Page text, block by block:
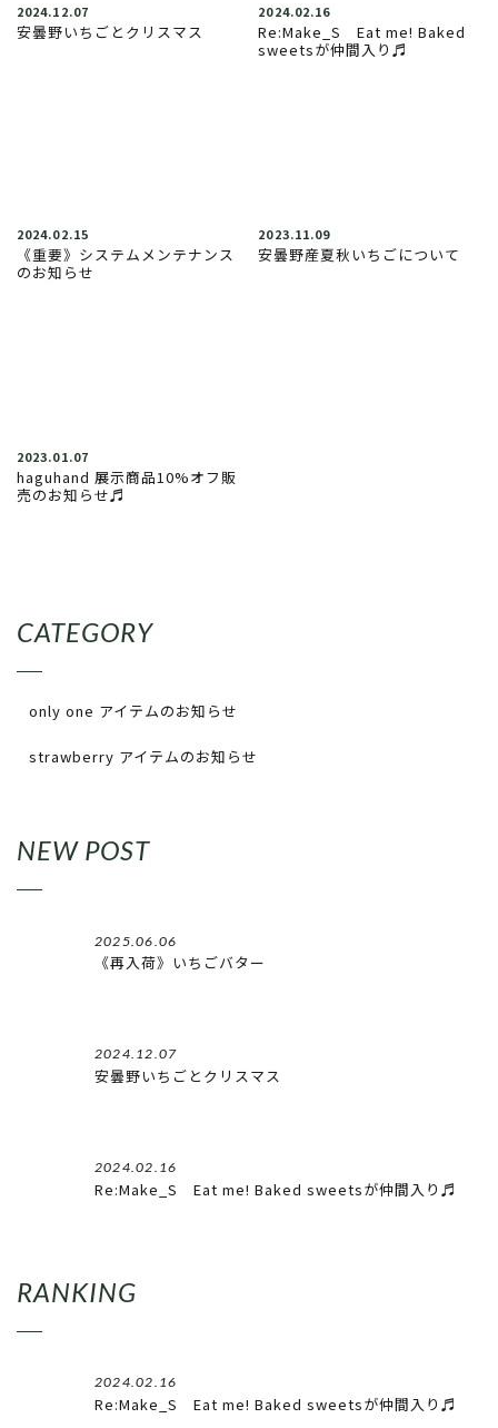
2024.12.07
安曇野いちごとクリスマス
2024.02.16
Re:Make_S Eat me! Baked
sweetsが仲間入り♬
2024.02.15
《重要》システムメンテナンス
のお知らせ
2023.11.09
安曇野産夏秋いちごについて
2023.01.07
haguhand 展示商品10%オフ販
売のお知らせ♬
CATEGORY
only one アイテムのお知らせ
strawberry アイテムのお知らせ
NEW POST
2025.06.06
《再入荷》いちごバター
2024.12.07
安曇野いちごとクリスマス
2024.02.16
Re:Make_S Eat me! Baked sweetsが仲間入り♬
RANKING
2024.02.16
Re:Make_S Eat me! Baked sweetsが仲間入り♬